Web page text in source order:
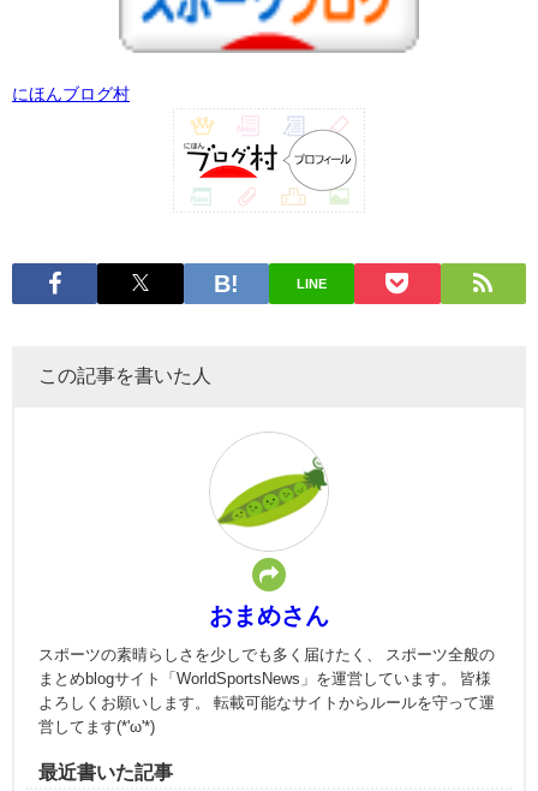
にほんブログ村
LINE
この記事を書いた人
おまめさん
スポーツの素晴らしさを少しでも多く届けたく、 スポーツ全般の
まとめblogサイト「WorldSportsNews」を運営しています。 皆様
よろしくお願いします。 転載可能なサイトからルールを守って運
営してます(*'ω'*)
最近書いた記事